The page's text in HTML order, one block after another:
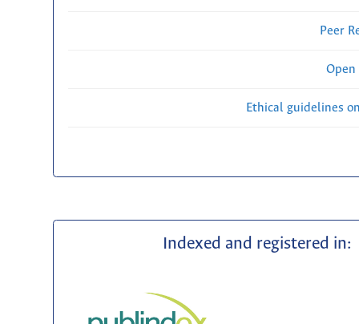
Peer
Open
Ethical guidelines
Indexed and registered in: